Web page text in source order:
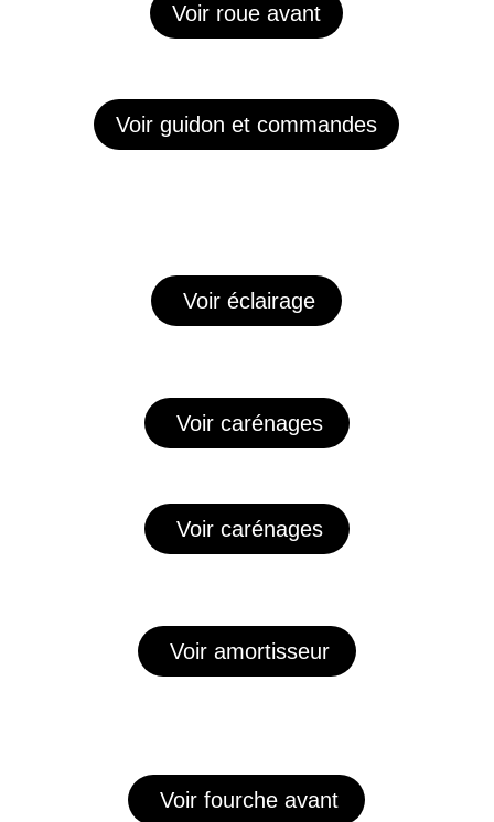
Voir roue avant
Voir guidon et commandes
Voir éclairage
Voir carénages
Voir carénages
Voir amortisseur
Voir fourche avant